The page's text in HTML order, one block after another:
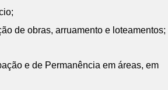
de obras, arruamento e loteamentos;
e de Permanência em áreas, em